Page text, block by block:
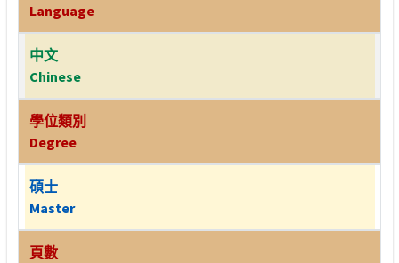
Language
中文
Chinese
學位類別
Degree
碩士
Master
頁數